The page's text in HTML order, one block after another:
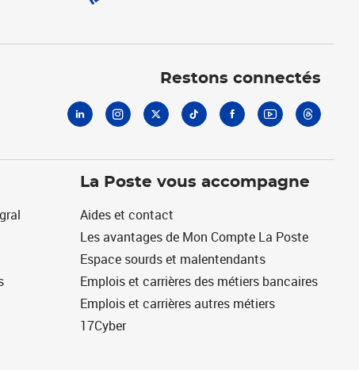
Restons connectés
La Poste vous accompagne
Aides et contact
Les avantages de Mon Compte La Poste
Espace sourds et malentendants
Emplois et carrières des métiers bancaires
Emplois et carrières autres métiers
17Cyber